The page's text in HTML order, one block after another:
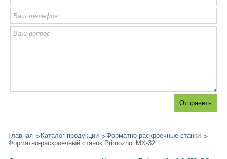
Главная Каталог продукции
Форматно-раскроечные станки
Форматно-раскроечный станок Primozhol MX-32